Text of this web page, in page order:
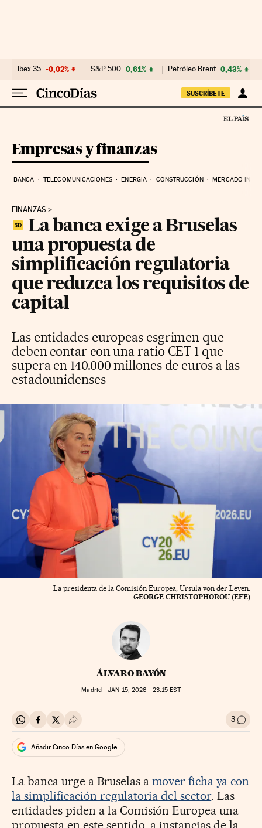
Ibex 35 -0,02% S&P 500 0,61% Petróleo Brent 0,43%
SUSCRÍBETE
Empresas y finanzas
BANCA TELECOMUNICACIONES ENERGIA CONSTRUCCIÓN MERCADO
FINANZAS
La banca exige a Bruselas
una propuesta de
simplificación regulatoria
que reduzca los requisitos de
capital
Las entidades europeas esgrimen que
deben contar con una ratio CET 1 que
supera en 140.000 millones de euros a las
estadounidenses
La presidenta de la Comisión Europea, Ursula von der Leyen.
GEORGE CHRISTOPHOROU (EFE)
ÁLVARO BAYÓN
Madrid -JAN 15, 2026 - 23:15 EST
Compartir en Whatsapp
Compartir en Facebook
Compartir en Twitter
Desplegar Redes Sociales 3 Ir a
Añadir Cinco Días en Google
La banca urge a Bruselas a mover ficha ya con
la simplificación regulatoria del sector. Las
entidades piden a la Comisión Europea una